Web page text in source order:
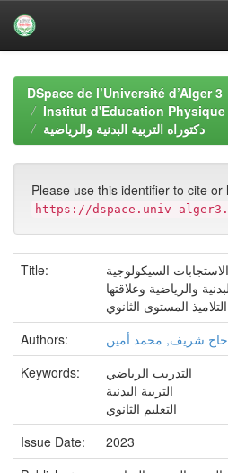
navigationDSpace de l’Université d’Alger 3
Institut d'Education
دكتوراه التربية البدنية والرياضية
Please use this identifier to cite or
https://dspace.univ-
Title:
السيكولوجية
والرياضية وعلاقتها
المستوى الثانوي
Authors:
حاج شريف, محمد أمين
Keywords:
التدريب الرياضي
التربية البدنية
التعليم الثانوي
Issue Date:
2023